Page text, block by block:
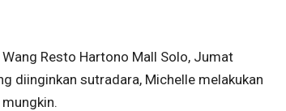
Resto Hartono Mall Solo, Jumat
diinginkan sutradara, Michelle melakukan